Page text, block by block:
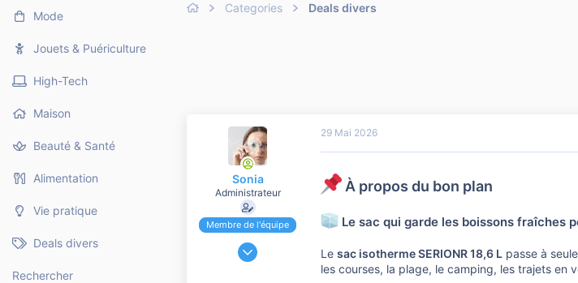
Mode
Jouets & Puériculture
High-Tech
Maison
Beauté & Santé
Alimentation
Vie pratique
Deals divers
Rechercher
e
n
e
s
Categories Deals divers
Sonia
Administrateur
Membre de l'équipe
29 Mai 2026
À propos du bon plan
Le sac qui garde les boissons fraîches
Le sac isotherme SERIONR 18,6 L passe à
les courses, la plage, le camping, les trajets en